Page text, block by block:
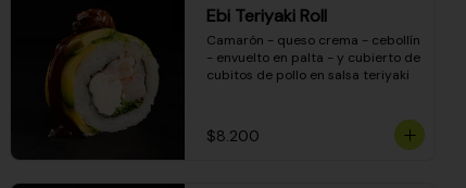
Ebi Teriyaki Roll
Camarón - queso crema - cebollín
- envuelto en palta - y cubierto de
cubitos de pollo en salsa teriyaki
$8.200